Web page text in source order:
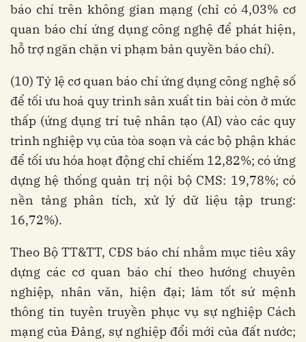
báo chí trên không gian mạng (chỉ có 4,03% cơ
quan báo chí ứng dụng công nghệ để phát hiện,
hỗ trợ ngăn chặn vi phạm bản quyền báo chí).
(10) Tỷ lệ cơ quan báo chí ứng dụng công nghệ số
để tối ưu hoá quy trình sản xuất tin bài còn ở mức
thấp (ứng dụng trí tuệ nhân tạo (AI) vào các quy
trình nghiệp vụ của tòa soạn và các bộ phận khác
để tối ưu hóa hoạt động chỉ chiếm 12,82%; có ứng
dựng hệ thống quản trị nội bộ CMS: 19,78%; có
nền tảng phân tích, xử lý dữ liệu tập trung:
16,72%).
Theo Bộ TT&TT, CĐS báo chí nhằm mục tiêu xây
dựng các cơ quan báo chí theo hướng chuyên
nghiệp, nhân văn, hiện đại; làm tốt sứ mệnh
thông tin tuyên truyền phục vụ sự nghiệp Cách
mạng của Đảng, sự nghiệp đổi mới của đất nước;